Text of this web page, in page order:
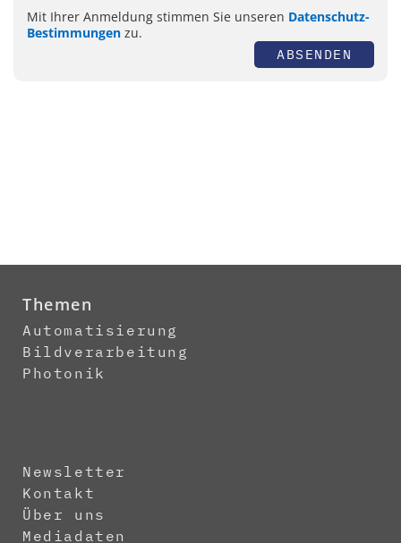
Mit Ihrer Anmeldung stimmen Sie unseren Datenschutz-
Bestimmungen zu.
ABSENDEN
Themen
Automatisierung
Bildverarbeitung
Photonik
Newsletter
Kontakt
Über uns
Mediadaten